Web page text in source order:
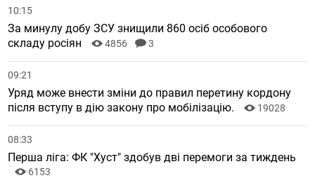
10:15
За минулу добу ЗСУ знищили 860 осіб особового
складу росіян
4856 3
09:21
Уряд може внести зміни до правил перетину кордону
після вступу в дію закону про мобілізацію.
19028
08:33
Перша ліга: ФК "Хуст" здобув дві перемоги за тиждень
6153